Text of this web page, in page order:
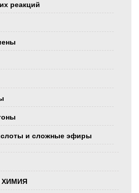
реакций
и сложные эфиры
ХИМИЯ